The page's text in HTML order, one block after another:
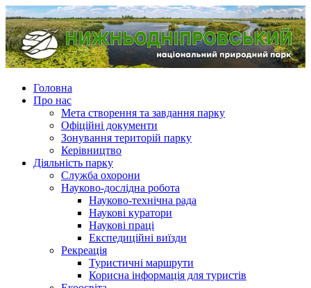
Головна
Про нас
Мета створення та завдання парку
Офіційні документи
Зонування територій парку
Керівництво
Діяльність парку
Служба охорони
Науково-дослідна робота
Науково-технічна рада
Наукові куратори
Наукові праці
Експедиційні виїзди
Рекреація
Туристичні маршрути
Корисна інформація для туристів